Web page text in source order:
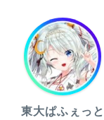
東大ぱふぇっと